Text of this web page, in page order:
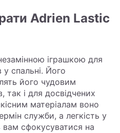
Adrien Lastic
іграшкою для
у спальні. Його
його чудовим
так і для досвідчених
матеріалам воно
служби, а легкість у
вам сфокусуватися на